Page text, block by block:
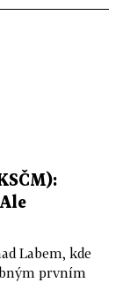
Labem, kde
prvním